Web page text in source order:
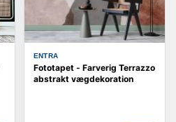
ENTRA
Fototapet - Farverig Terrazzo
abstrakt vægdekoration